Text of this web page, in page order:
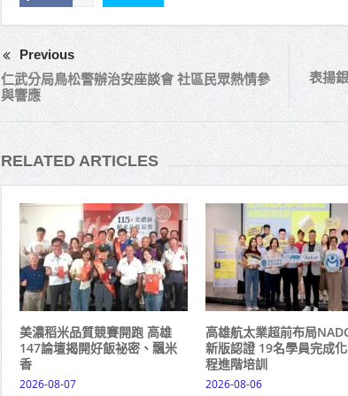
Previous
仁武分局鳥松警辦治安座談會 社區民眾熱情參
與響應
表揚
RELATED ARTICLES
美濃稻米品質競賽開跑 高雄
147論壇揭開好飯祕密、飄米
香
2026-08-07
高雄航太業超前布局
新版認證 19名學員完成
程進階培訓
2026-08-06